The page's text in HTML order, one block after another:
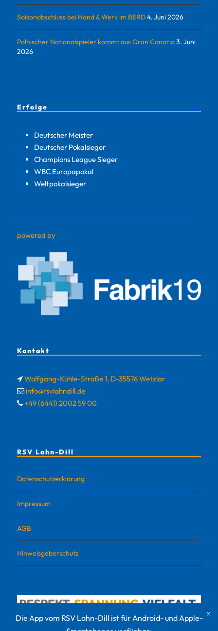
Saisonabschluss bei Hand & Werk im BERD4. Juni 2026
Polnischer Nationalspieler kommt aus Gran Canaria3. Juni
2026
Erfolge
Deutscher Meister
Deutscher Pokalsieger
Champions League Sieger
WBC Europapokal
Weltpokalsieger
powered by
Kontakt
Wolfgang-Kühle-Straße 1, D-35576 Wetzlar
info@rsvlahndill.de
+49 (6441) 2002 59 00
RSV Lahn-Dill
Datenschutzerklärung
Impressum
AGB
Hinweisgeberschutz
Die App vom RSV Lahn-Dill ist für Android- und Apple-